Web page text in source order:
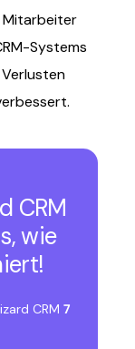
Systems
CRM
wie
CRM7